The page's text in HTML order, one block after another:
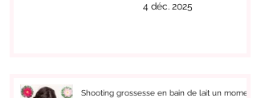
4 déc. 2025
Shooting grossesse en bain de lait un moment